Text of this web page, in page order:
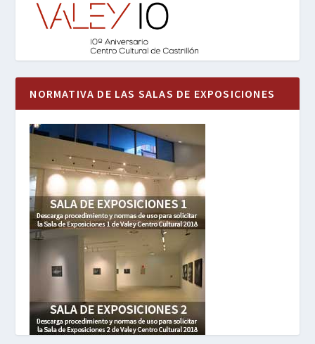
NORMATIVA DE LAS SALAS DE EXPOSICIONES